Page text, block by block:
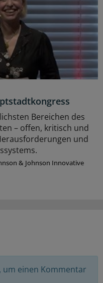
Bereichen des
– offen, kritisch und
und
& Johnson Innovative
um einen Kommentar